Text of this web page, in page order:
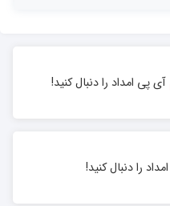
آی پی امداد را دنبال کنید!
را دنبال کنید!